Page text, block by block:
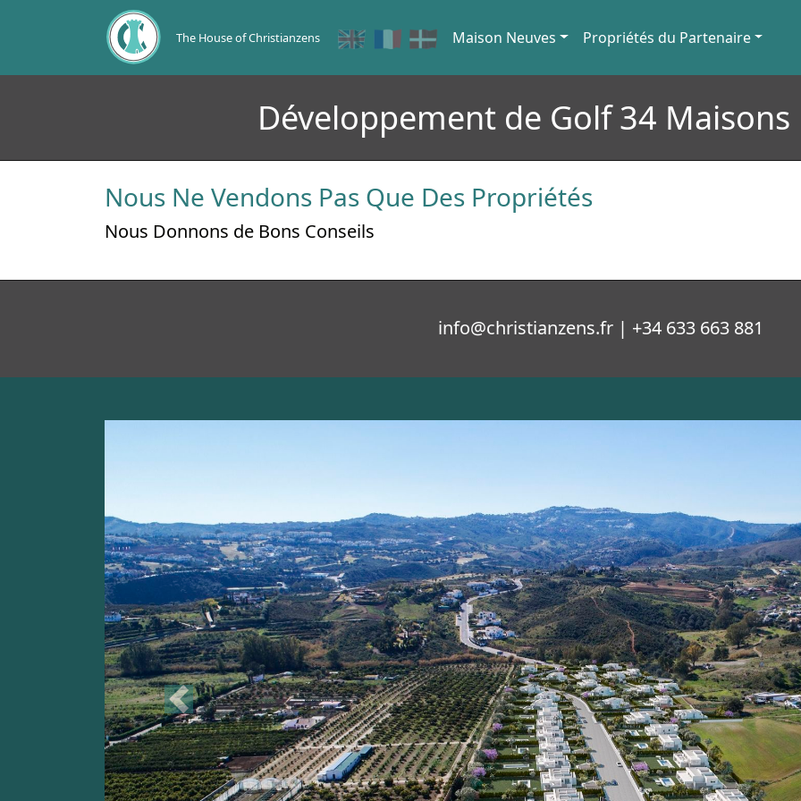
Développement de Golf 34
The House of Christianzens Maison Neuves Propriétés du Partenaire
Nous Ne Vendons Pas Que Des Propriétés
Nous Donnons de Bons Conseils
info@christianzens.fr | +34 633 663 881
Previous